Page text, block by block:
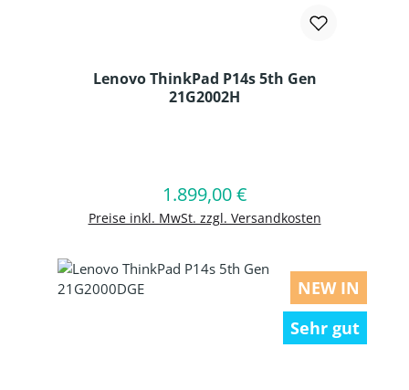
Lenovo ThinkPad P14s 5th Gen
21G2002H
Regulärer Preis:
1.899,00 €
Preise inkl. MwSt. zzgl. Versandkosten
In den Warenkorb
NEW IN
Sehr gut